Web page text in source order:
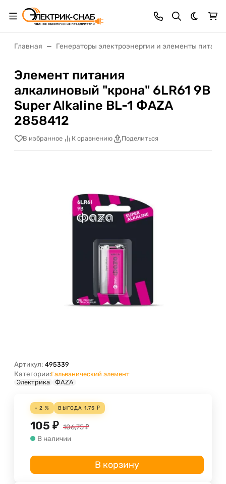
Темная
Главная Генераторы электроэнергии и элементы
Элемент питания
алкалиновый "крона" 6LR61 9В
Super Alkaline BL-1 ФАZА
2858412
В избранное К сравнению Поделиться
Артикул: 495339
Категории:Гальванический элемент
Электрика
ФАZА
- 2 % ВЫГОДА 1,75 ₽
105 ₽ 106,75₽
В наличии
В корзину